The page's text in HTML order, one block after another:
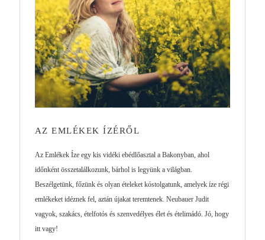
AZ EMLÉKEK ÍZÉRŐL
Az Emlékek Íze egy kis vidéki ebédlőasztal a Bakonyban, ahol
időnként összetalálkozunk, bárhol is legyünk a világban.
Beszélgetünk, főzünk és olyan ételeket kóstolgatunk, amelyek íze régi
emlékeket idéznek fel, aztán újakat teremtenek. Neubauer Judit
vagyok, szakács, ételfotós és szenvedélyes élet és ételimádó. Jó, hogy
itt vagy!